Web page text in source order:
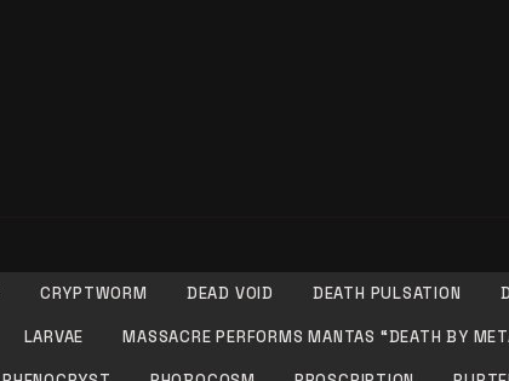
CRYPTWORM DEAD VOID DEATH PULSATION
LARVAE MASSACRE PERFORMS MANTAS “DEATH BY